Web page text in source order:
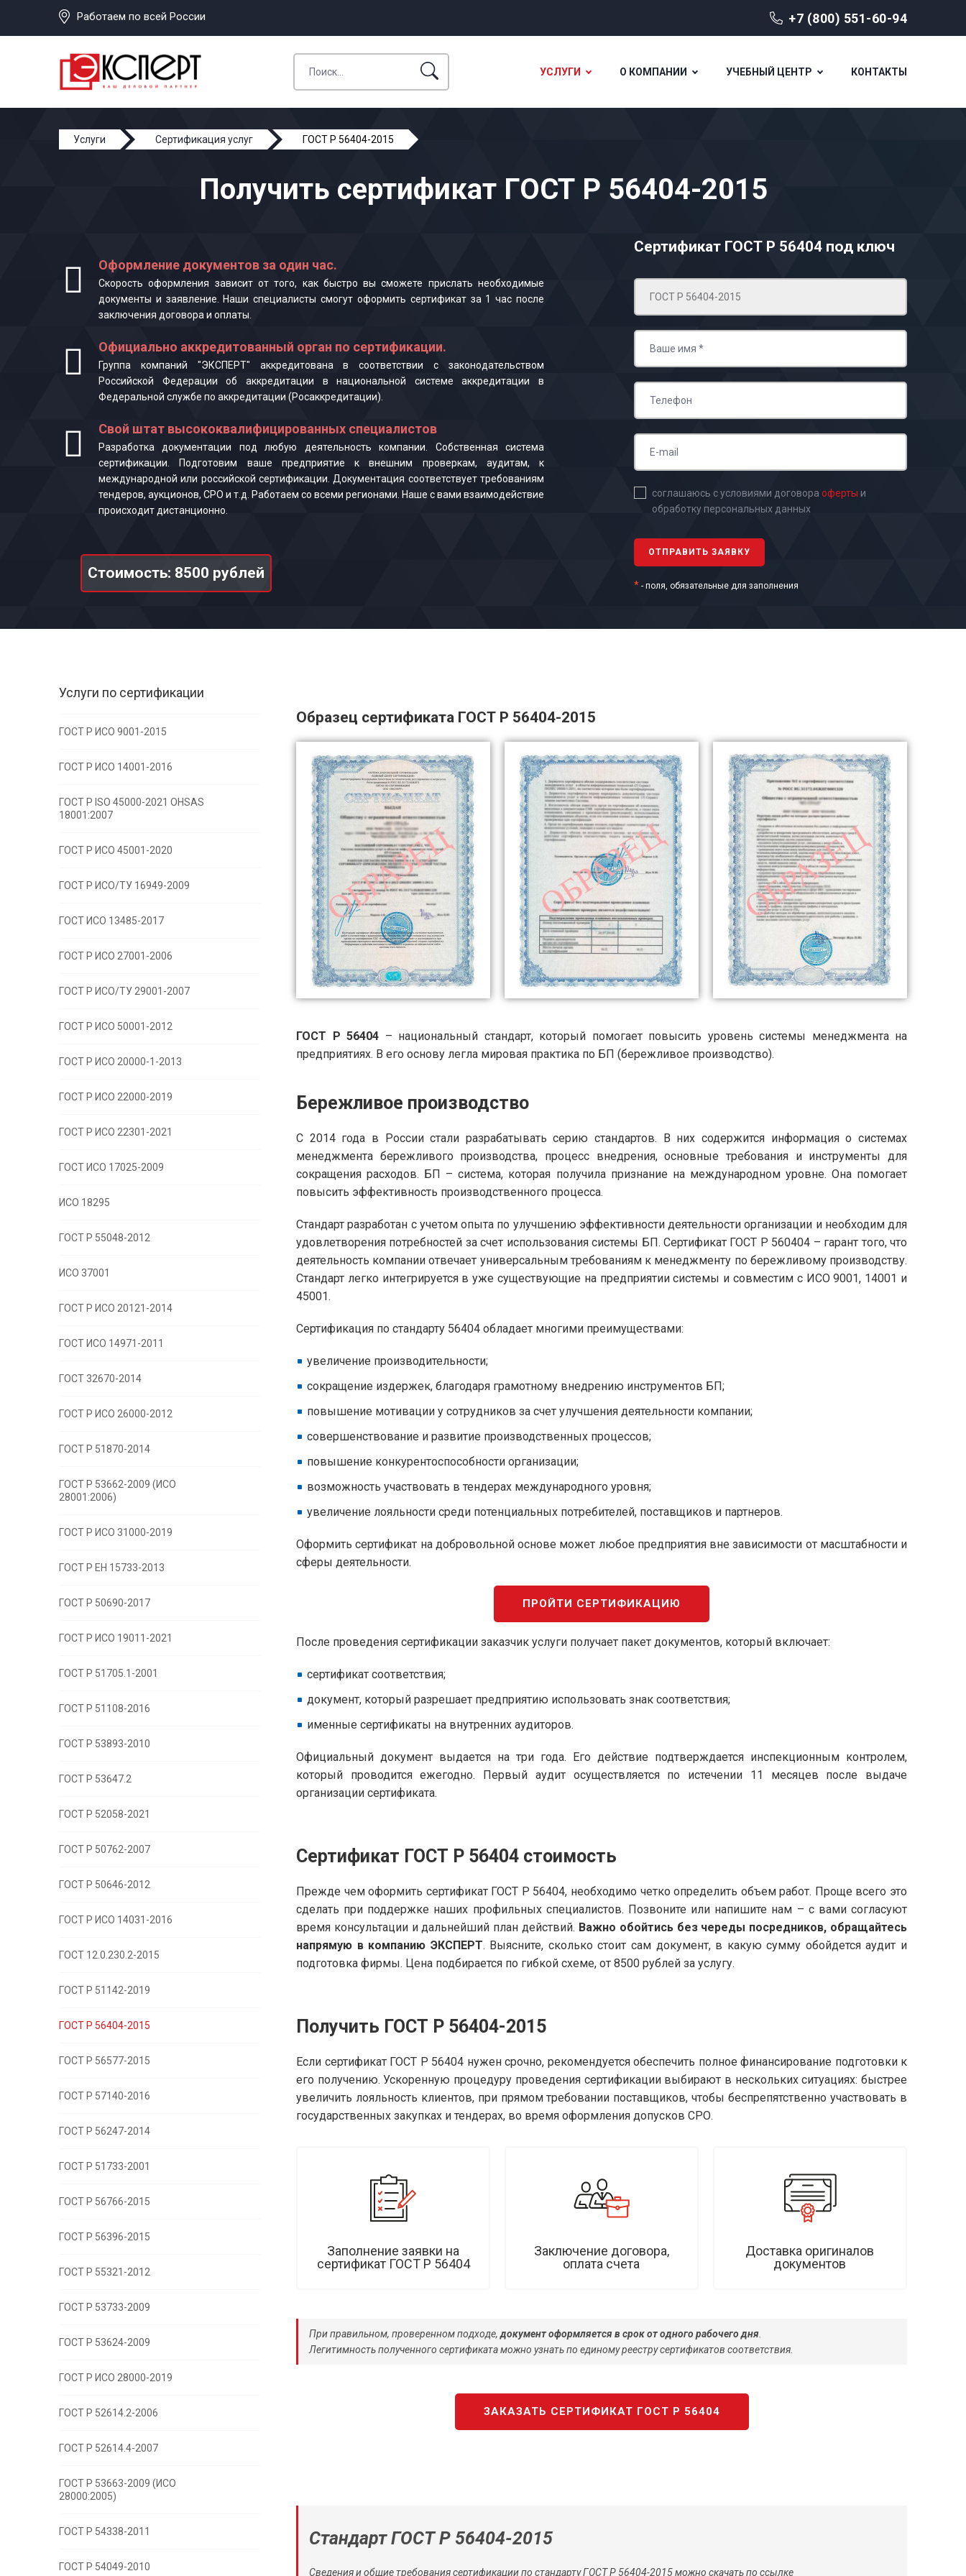
Работаем по всей России +7 (800) 551-60-94
УСЛУГИ О КОМПАНИИ УЧЕБНЫЙ ЦЕНТР КОНТАКТЫ
Услуги Сертификация услуг ГОСТ Р 56404-2015
Получить сертификат ГОСТ Р 56404-2015
Оформление документов за один час.
Скорость оформления зависит от того, как быстро вы сможете прислать необходимые
документы и заявление. Наши специалисты смогут оформить сертификат за 1 час после
заключения договора и оплаты.
Официально аккредитованный орган по сертификации.
Группа компаний "ЭКСПЕРТ" аккредитована в соответствии с законодательством
Российской Федерации об аккредитации в национальной системе аккредитации в
Федеральной службе по аккредитации (Росаккредитации).
Свой штат высококвалифицированных специалистов
Разработка документации под любую деятельность компании. Собственная система
сертификации. Подготовим ваше предприятие к внешним проверкам, аудитам, к
международной или российской сертификации. Документация соответствует требованиям
тендеров, аукционов, СРО и т.д. Работаем со всеми регионами. Наше с вами взаимодействие
происходит дистанционно.
Стоимость: 8500 рублей
Сертификат ГОСТ Р 56404 под ключ
соглашаюсь с условиями договора оферты и
обработку персональных данных
* - поля, обязательные для заполнения
Услуги по сертификации
ГОСТ Р ИСО 9001-2015
ГОСТ Р ИСО 14001-2016
ГОСТ Р ISO 45000-2021 OHSAS
18001:2007
ГОСТ Р ИСО 45001-2020
ГОСТ Р ИСО/ТУ 16949-2009
ГОСТ ИСО 13485-2017
ГОСТ Р ИСО 27001-2006
ГОСТ Р ИСО/ТУ 29001-2007
ГОСТ Р ИСО 50001-2012
ГОСТ Р ИСО 20000-1-2013
ГОСТ Р ИСО 22000-2019
ГОСТ Р ИСО 22301-2021
ГОСТ ИСО 17025-2009
ИСО 18295
ГОСТ Р 55048-2012
ИСО 37001
ГОСТ Р ИСО 20121-2014
ГОСТ ИСО 14971-2011
ГОСТ 32670-2014
ГОСТ Р ИСО 26000-2012
ГОСТ Р 51870-2014
ГОСТ Р 53662-2009 (ИСО
28001:2006)
ГОСТ Р ИСО 31000-2019
ГОСТ Р EH 15733-2013
ГОСТ Р 50690-2017
ГОСТ Р ИСО 19011-2021
ГОСТ Р 51705.1-2001
ГОСТ Р 51108-2016
ГОСТ Р 53893-2010
ГОСТ Р 53647.2
ГОСТ Р 52058-2021
ГОСТ Р 50762-2007
ГОСТ Р 50646-2012
ГОСТ Р ИСО 14031-2016
ГОСТ 12.0.230.2-2015
ГОСТ Р 51142-2019
ГОСТ Р 56404-2015
ГОСТ Р 56577-2015
ГОСТ Р 57140-2016
ГОСТ Р 56247-2014
ГОСТ Р 51733-2001
ГОСТ Р 56766-2015
ГОСТ Р 56396-2015
ГОСТ Р 55321-2012
ГОСТ Р 53733-2009
ГОСТ Р 53624-2009
ГОСТ Р ИСО 28000-2019
ГОСТ Р 52614.2-2006
ГОСТ Р 52614.4-2007
ГОСТ Р 53663-2009 (ИСО
28000:2005)
ГОСТ Р 54338-2011
ГОСТ Р 54049-2010
Образец сертификата ГОСТ Р 56404-2015
ГОСТ Р 56404 – национальный стандарт, который помогает повысить уровень системы менеджмента на
предприятиях. В его основу легла мировая практика по БП (бережливое производство).
Бережливое производство
С 2014 года в России стали разрабатывать серию стандартов. В них содержится информация о системах
менеджмента бережливого производства, процесс внедрения, основные требования и инструменты для
сокращения расходов. БП – система, которая получила признание на международном уровне. Она помогает
повысить эффективность производственного процесса.
Стандарт разработан с учетом опыта по улучшению эффективности деятельности организации и необходим для
удовлетворения потребностей за счет использования системы БП. Сертификат ГОСТ Р 560404 – гарант того, что
деятельность компании отвечает универсальным требованиям к менеджменту по бережливому производству.
Стандарт легко интегрируется в уже существующие на предприятии системы и совместим с ИСО 9001, 14001 и
45001.
Сертификация по стандарту 56404 обладает многими преимуществами:
увеличение производительности;
сокращение издержек, благодаря грамотному внедрению инструментов БП;
повышение мотивации у сотрудников за счет улучшения деятельности компании;
совершенствование и развитие производственных процессов;
повышение конкурентоспособности организации;
возможность участвовать в тендерах международного уровня;
увеличение лояльности среди потенциальных потребителей, поставщиков и партнеров.
Оформить сертификат на добровольной основе может любое предприятия вне зависимости от масштабности и
сферы деятельности.
ПРОЙТИ СЕРТИФИКАЦИЮ
После проведения сертификации заказчик услуги получает пакет документов, который включает:
сертификат соответствия;
документ, который разрешает предприятию использовать знак соответствия;
именные сертификаты на внутренних аудиторов.
Официальный документ выдается на три года. Его действие подтверждается инспекционным контролем,
который проводится ежегодно. Первый аудит осуществляется по истечении 11 месяцев после выдаче
организации сертификата.
Сертификат ГОСТ Р 56404 стоимость
Прежде чем оформить сертификат ГОСТ Р 56404, необходимо четко определить объем работ. Проще всего это
сделать при поддержке наших профильных специалистов. Позвоните или напишите нам – с вами согласуют
время консультации и дальнейший план действий. Важно обойтись без череды посредников, обращайтесь
напрямую в компанию ЭКСПЕРТ. Выясните, сколько стоит сам документ, в какую сумму обойдется аудит и
подготовка фирмы. Цена подбирается по гибкой схеме, от 8500 рублей за услугу.
Получить ГОСТ Р 56404-2015
Если сертификат ГОСТ Р 56404 нужен срочно, рекомендуется обеспечить полное финансирование подготовки к
его получению. Ускоренную процедуру проведения сертификации выбирают в нескольких ситуациях: быстрее
увеличить лояльность клиентов, при прямом требовании поставщиков, чтобы беспрепятственно участвовать в
государственных закупках и тендерах, во время оформления допусков СРО.
Заполнение заявки на
сертификат ГОСТ Р 56404
Заключение договора,
оплата счета
Доставка оригиналов
документов
При правильном, проверенном подходе,документ оформляется в срок от одного рабочего дня
Легитимность полученного сертификата можно узнать по единому реестру сертификатов соответствия.
ЗАКАЗАТЬ СЕРТИФИКАТ ГОСТ Р 56404
Стандарт ГОСТ Р 56404-2015
Сведения и общие требования сертификации по стандарту ГОСТ Р 56404-2015 можно скачать по ссылке